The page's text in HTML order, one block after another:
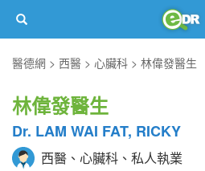
醫德網
西醫 心臟科 林偉發醫生
林偉發醫生
Dr. LAM WAI FAT, RICKY
西醫、心臟科、私人執業